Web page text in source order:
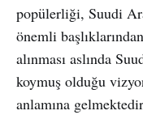
popülerliği, Suudi
önemli
alınması aslında
koymuş olduğu
anlamına